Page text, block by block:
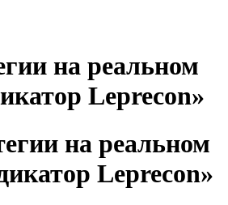
на реальном
Leprecon»
на реальном
Leprecon»